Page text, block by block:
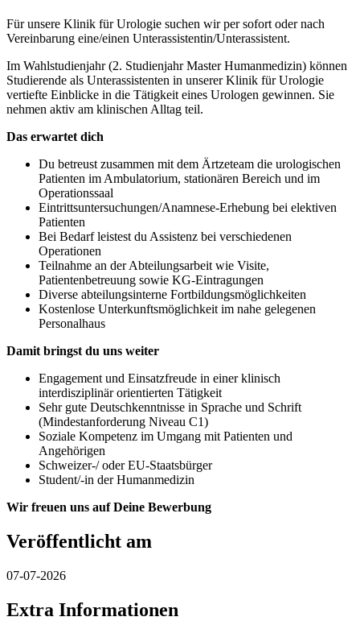
Für unsere Klinik für Urologie suchen wir per sofort oder nach
Vereinbarung eine/einen Unterassistentin/Unterassistent.
Im Wahlstudienjahr (2. Studienjahr Master Humanmedizin) können
Studierende als Unterassistenten in unserer Klinik für Urologie
vertiefte Einblicke in die Tätigkeit eines Urologen gewinnen. Sie
nehmen aktiv am klinischen Alltag teil.
Das erwartet dich
Du betreust zusammen mit dem Ärtzeteam die urologischen
Patienten im Ambulatorium, stationären Bereich und im
Operationssaal
Eintrittsuntersuchungen/Anamnese-Erhebung bei elektiven
Patienten
Bei Bedarf leistest du Assistenz bei verschiedenen
Operationen
Teilnahme an der Abteilungsarbeit wie Visite,
Patientenbetreuung sowie KG-Eintragungen
Diverse abteilungsinterne Fortbildungsmöglichkeiten
Kostenlose Unterkunftsmöglichkeit im nahe gelegenen
Personalhaus
Damit bringst du uns weiter
Engagement und Einsatzfreude in einer klinisch
interdisziplinär orientierten Tätigkeit
Sehr gute Deutschkenntnisse in Sprache und Schrift
(Mindestanforderung Niveau C1)
Soziale Kompetenz im Umgang mit Patienten und
Angehörigen
Schweizer-/ oder EU-Staatsbürger
Student/-in der Humanmedizin
Wir freuen uns auf Deine Bewerbung
Veröffentlicht am
07-07-2026
Extra Informationen